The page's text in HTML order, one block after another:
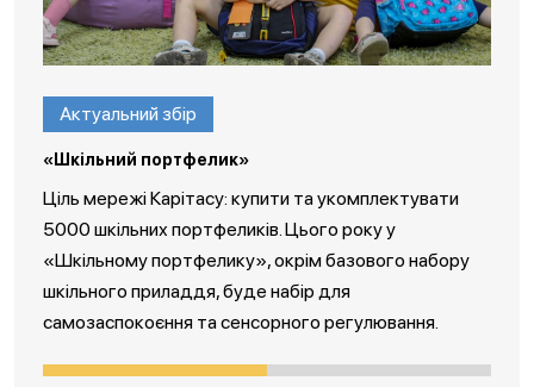
Актуальний збір
«Шкільний портфелик»
Ціль мережі Карітасу: купити та укомплектувати
5000 шкільних портфеликів. Цього року у
«Шкільному портфелику», окрім базового набору
шкільного приладдя, буде набір для
самозаспокоєння та сенсорного регулювання.